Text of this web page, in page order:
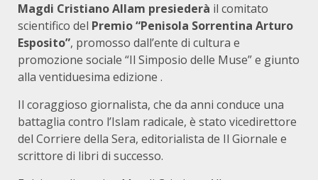
Magdi Cristiano Allam presiederà il comitato
scientifico del Premio “Penisola Sorrentina Arturo
Esposito”, promosso dall’ente di cultura e
promozione sociale “Il Simposio delle Muse” e giunto
alla ventiduesima edizione .
Il coraggioso giornalista, che da anni conduce una
battaglia contro l’Islam radicale, è stato vicedirettore
del Corriere della Sera, editorialista de Il Giornale e
scrittore di libri di successo.